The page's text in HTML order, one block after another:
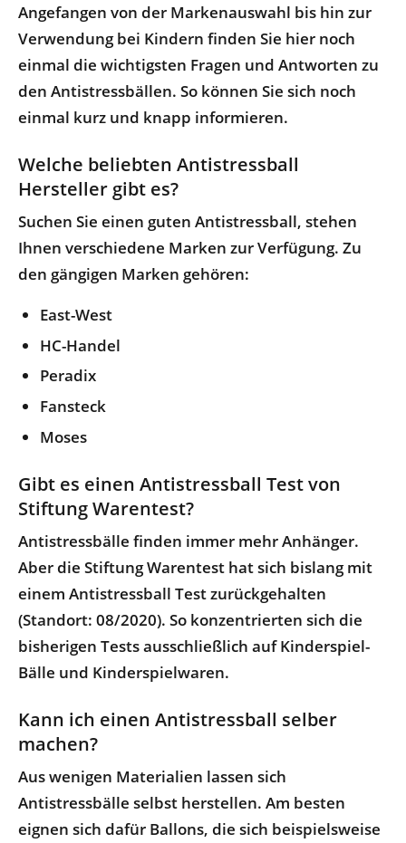
Angefangen von der Markenauswahl bis hin zur
Verwendung bei Kindern finden Sie hier noch
einmal die wichtigsten Fragen und Antworten zu
den Antistressbällen. So können Sie sich noch
einmal kurz und knapp informieren.
Welche beliebten Antistressball
Hersteller gibt es?
Suchen Sie einen guten Antistressball, stehen
Ihnen verschiedene Marken zur Verfügung. Zu
den gängigen Marken gehören:
East-West
HC-Handel
Peradix
Fansteck
Moses
Gibt es einen Antistressball Test von
Stiftung Warentest?
Antistressbälle finden immer mehr Anhänger.
Aber die Stiftung Warentest hat sich bislang mit
einem Antistressball Test zurückgehalten
(Standort: 08/2020). So konzentrierten sich die
bisherigen Tests ausschließlich auf Kinderspiel-
Bälle und Kinderspielwaren.
Kann ich einen Antistressball selber
machen?
Aus wenigen Materialien lassen sich
Antistressbälle selbst herstellen. Am besten
eignen sich dafür Ballons, die sich beispielsweise